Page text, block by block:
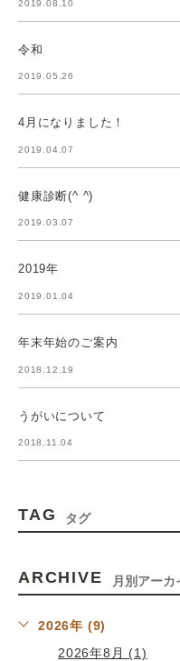
2019.08.10
令和
2019.05.26
4月になりました！
2019.04.07
健康診断(^ ^)
2019.03.07
2019年
2019.01.04
年末年始のご案内
2018.12.19
うがいについて
2018.11.04
TAG タグ
ARCHIVE 月別アーカ
2026年 (9)
2026年8月 (1)